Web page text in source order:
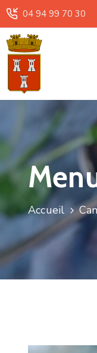
04 94 99 70 30
Accueil